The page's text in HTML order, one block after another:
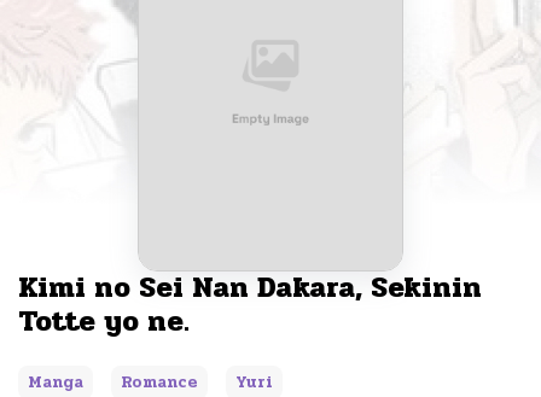
Kimi no Sei Nan Dakara, Sekinin
Totte yo ne.
Manga Romance
Yuri